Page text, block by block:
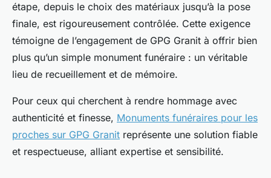
étape, depuis le choix des matériaux jusqu’à la pose
finale, est rigoureusement contrôlée. Cette exigence
témoigne de l’engagement de GPG Granit à offrir bien
plus qu’un simple monument funéraire : un véritable
lieu de recueillement et de mémoire.
Pour ceux qui cherchent à rendre hommage avec
authenticité et finesse, Monuments funéraires pour les
proches sur GPG Granit représente une solution fiable
et respectueuse, alliant expertise et sensibilité.